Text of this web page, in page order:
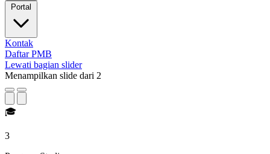
Kontak
Daftar PMB
Lewati bagian slider
Menampilkan slide dari 2
🎓
3